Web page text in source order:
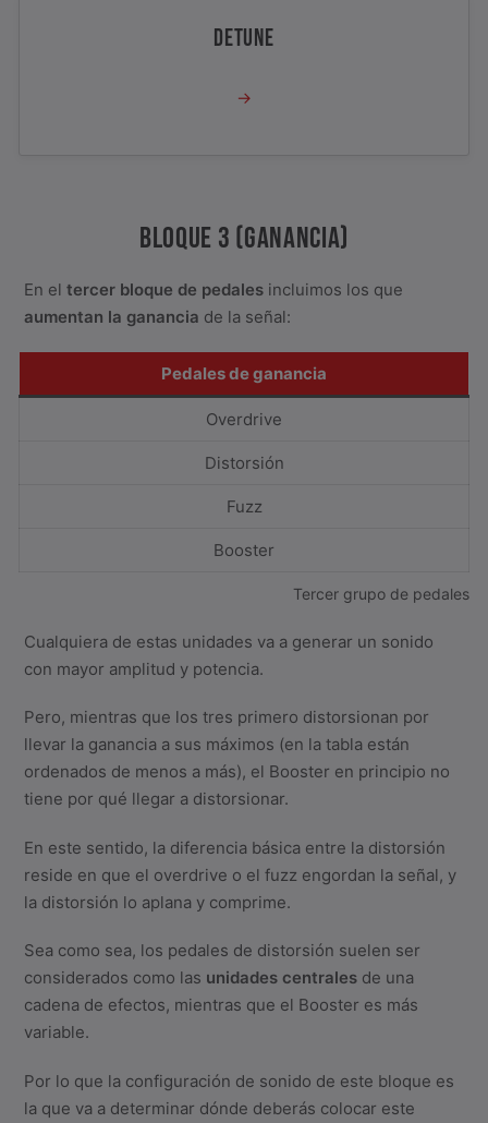
DETUNE
→
BLOQUE 3 (GANANCIA)
En el tercer bloque de pedales incluimos los que
aumentan la ganancia de la señal:
Pedales de ganancia
Overdrive
Distorsión
Fuzz
Booster
Tercer grupo de pedales
Cualquiera de estas unidades va a generar un sonido
con mayor amplitud y potencia.
Pero, mientras que los tres primero distorsionan por
llevar la ganancia a sus máximos (en la tabla están
ordenados de menos a más), el Booster en principio no
tiene por qué llegar a distorsionar.
En este sentido, la diferencia básica entre la distorsión
reside en que el overdrive o el fuzz engordan la señal, y
la distorsión lo aplana y comprime.
Sea como sea, los pedales de distorsión suelen ser
considerados como las unidades centrales de una
cadena de efectos, mientras que el Booster es más
variable.
Por lo que la configuración de sonido de este bloque es
la que va a determinar dónde deberás colocar este